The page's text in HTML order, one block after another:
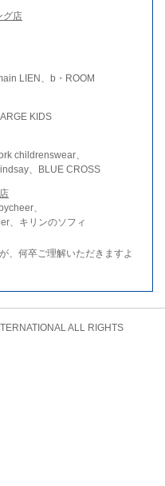
グ店
LIEN、b・ROOM
KIDS
childrenswear、
、BLUE CROSS
、
、キリンのソフィ
、何卒ご理解いただきますよ